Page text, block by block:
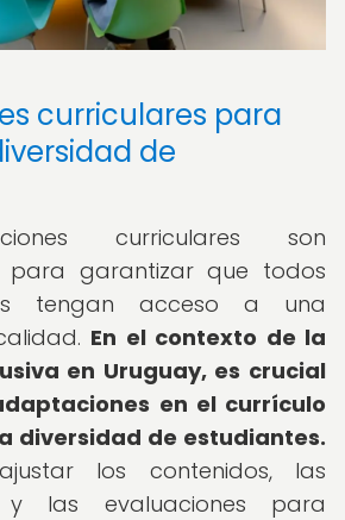
curriculares para
de
curriculares son
para garantizar que todos
tengan acceso a una
En el contexto de la
en Uruguay, es crucial
en el currículo
diversidad de estudiantes.
los contenidos, las
y las evaluaciones para